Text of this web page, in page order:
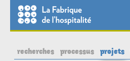
recherches processus projets